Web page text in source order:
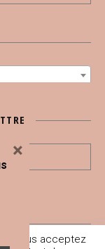
vous acceptez
×